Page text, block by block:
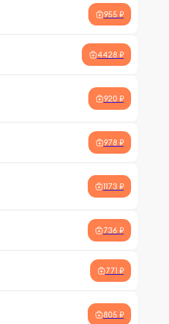
955 ₽
4428 ₽
920 ₽
978 ₽
1173 ₽
736 ₽
771 ₽
805 ₽